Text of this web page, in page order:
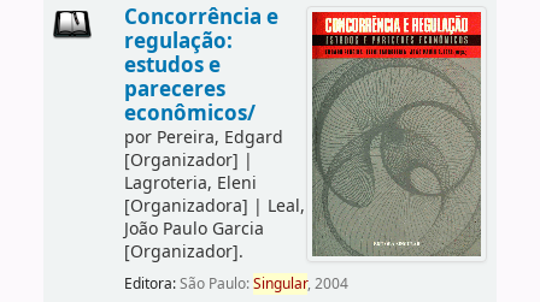
Concorrência e
regulação:
estudos e
pareceres
econômicos/
por Pereira, Edgard
[Organizador] |
Lagroteria, Eleni
[Organizadora] | Leal,
João Paulo Garcia
[Organizador].
Editora:São Paulo:Singular, 2004